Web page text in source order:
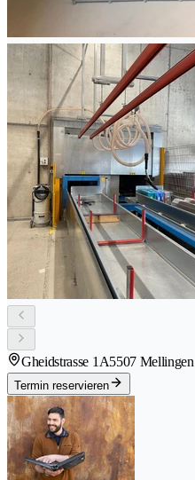
Gheidstrasse 1A5507 Mellingen
Termin reservieren